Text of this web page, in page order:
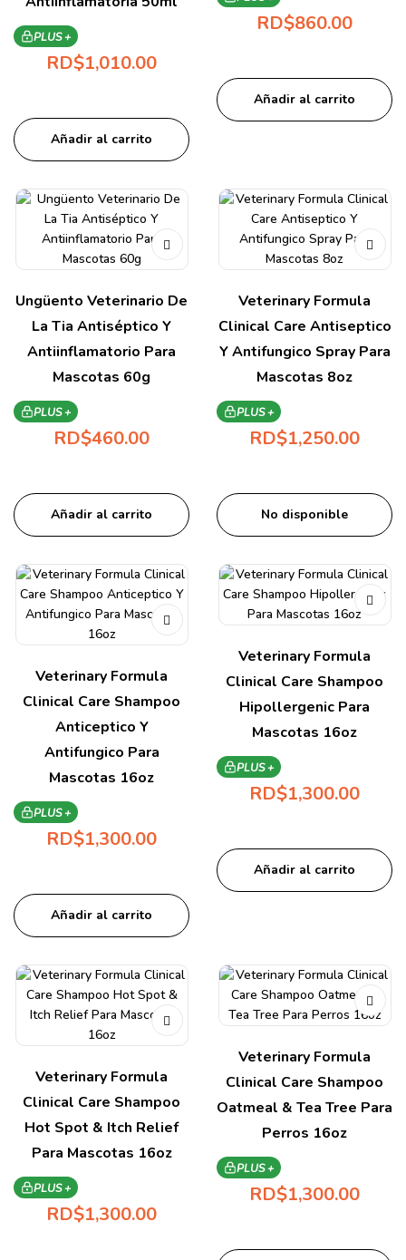
PLUS +
RD$1,010.00
Añadir al carrito
RD$860.00
Añadir al carrito
Ungüento Veterinario De
La Tia Antiséptico Y
Antiinflamatorio Para
Mascotas 60g
PLUS +
RD$460.00
Añadir al carrito
Veterinary Formula
Clinical Care Antiseptico
Y Antifungico Spray Para
Mascotas 8oz
PLUS +
RD$1,250.00
No disponible
Veterinary Formula
Clinical Care Shampoo
Anticeptico Y
Antifungico Para
Mascotas 16oz
PLUS +
RD$1,300.00
Añadir al carrito
Veterinary Formula
Clinical Care Shampoo
Hipollergenic Para
Mascotas 16oz
PLUS +
RD$1,300.00
Añadir al carrito
Veterinary Formula
Clinical Care Shampoo
Hot Spot & Itch Relief
Para Mascotas 16oz
PLUS +
RD$1,300.00
Veterinary Formula
Clinical Care Shampoo
Oatmeal & Tea Tree Para
Perros 16oz
PLUS +
RD$1,300.00